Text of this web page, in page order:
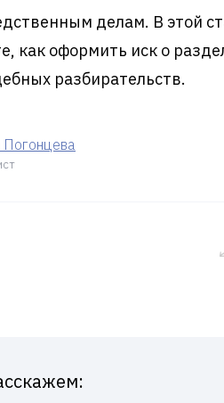
делам. В этой
как оформить иск о
разбирательств.